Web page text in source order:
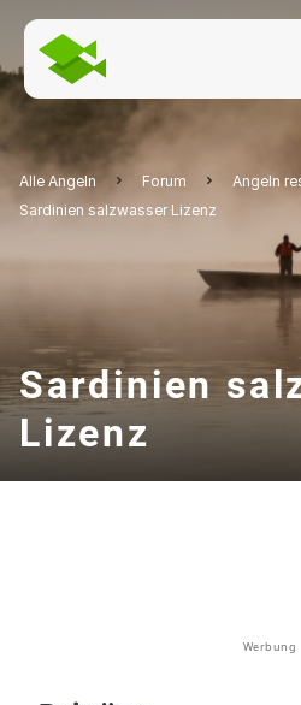
Alle Angeln Forum
Angeln
Sardinien salzwasser Lizenz
Sardinien
Lizenz
Werbung